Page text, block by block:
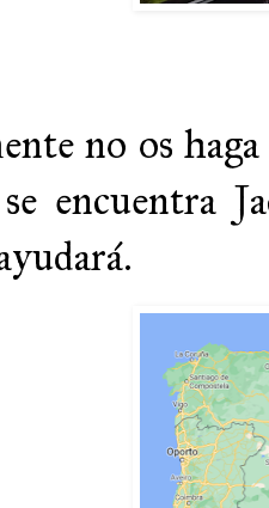
no os
encuentra